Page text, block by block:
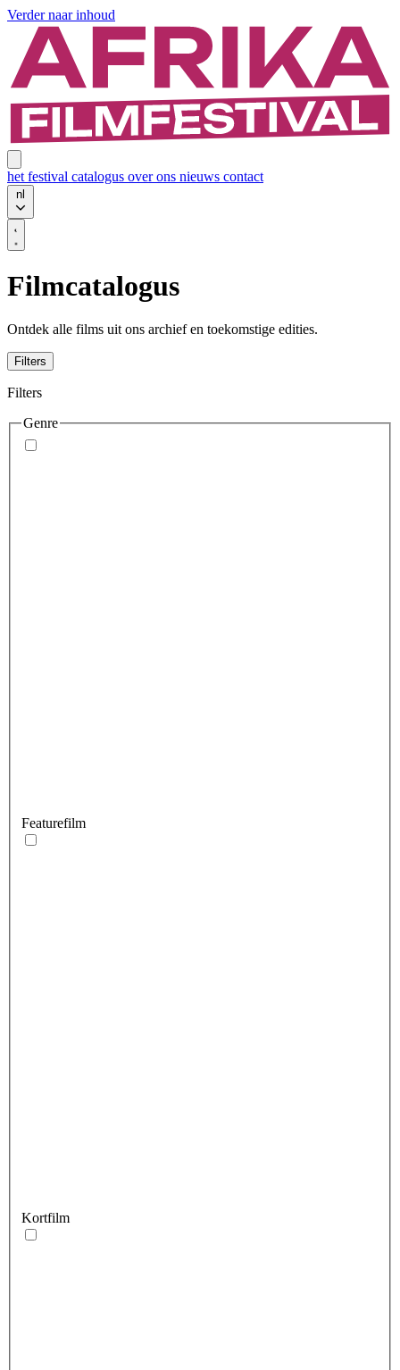
Verder naar inhoud
het festival catalogus over ons nieuws contact
nl
Filmcatalogus
Ontdek alle films uit ons archief en toekomstige edities.
Filters
Filters
Genre
Featurefilm
Kortfilm